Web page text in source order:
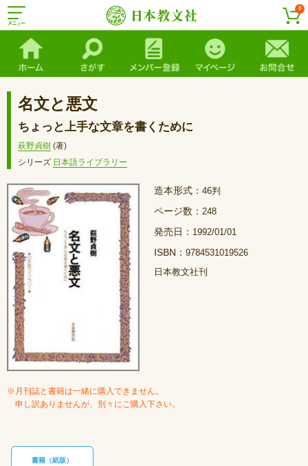
0
名文と悪文
ちょっと上手な文章を書くために
萩野貞樹 (著)
シリーズ 日本語ライブラリー
造本形式： 46判
ページ数： 248
発売日： 1992/01/01
ISBN： 9784531019526
日本教文社刊
※月刊誌と書籍は一緒に購入できません。
申し訳ありませんが、別々にご購入下さい。
書籍（紙版）